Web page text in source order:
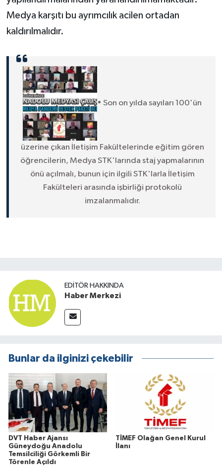
Medya karşıtı bu ayrımcılık acilen ortadan
kaldırılmalıdır.
• Son on yılda sayıları 100'ün
üzerine çıkan İletişim Fakültelerinde eğitim gören
öğrencilerin, Medya STK'larında staj yapmalarının
önü açılmalı, bunun için ilgili STK'larla İletişim
Fakülteleri arasında işbirliği protokolü
imzalanmalıdır.
EDITÖR HAKKINDA
Haber Merkezi
Bunlar da ilginizi çekebilir
DVT Haber Ajansı
Güneydoğu Anadolu
Temsilciliği Görkemli Bir
Törenle Açıldı
TİMEF Olağan Genel Kurul
İlanı